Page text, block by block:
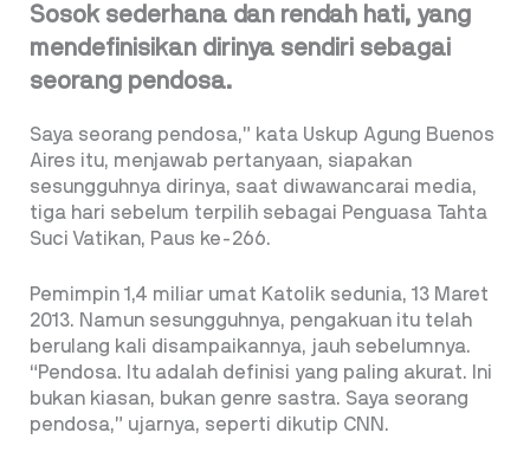
Sosok sederhana dan rendah hati, yang
mendefinisikan dirinya sendiri sebagai
seorang pendosa.
Saya seorang pendosa,” kata Uskup Agung Buenos
Aires itu, menjawab pertanyaan, siapakan
sesungguhnya dirinya, saat diwawancarai media,
tiga hari sebelum terpilih sebagai Penguasa Tahta
Suci Vatikan, Paus ke-266.
Pemimpin 1,4 miliar umat Katolik sedunia, 13 Maret
2013. Namun sesungguhnya, pengakuan itu telah
berulang kali disampaikannya, jauh sebelumnya.
“Pendosa. Itu adalah definisi yang paling akurat. Ini
bukan kiasan, bukan genre sastra. Saya seorang
pendosa,” ujarnya, seperti dikutip CNN.